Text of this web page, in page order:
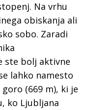
Na vrhu
obiskanja ali
sobo. Zaradi
ste bolj aktivne
lahko namesto
(669 m), ki je
ko Ljubljana